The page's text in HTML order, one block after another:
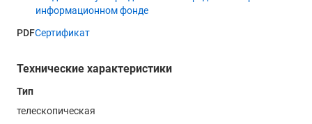
информационном фонде
PDFСертификат
Технические характеристики
Тип
телескопическая